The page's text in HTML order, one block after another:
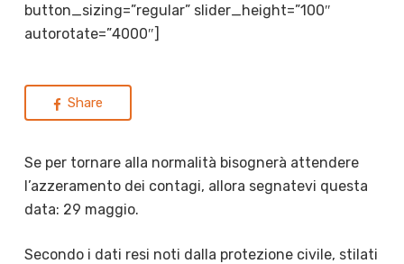
button_sizing=”regular” slider_height=”100″
autorotate=”4000″]
Share
Se per tornare alla normalità bisognerà attendere
l’azzeramento dei contagi, allora segnatevi questa
data: 29 maggio.
Secondo i dati resi noti dalla protezione civile, stilati